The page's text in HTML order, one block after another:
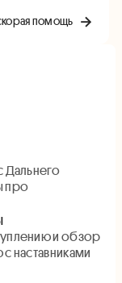
помощь
Дальнего
про
и обзор
наставниками